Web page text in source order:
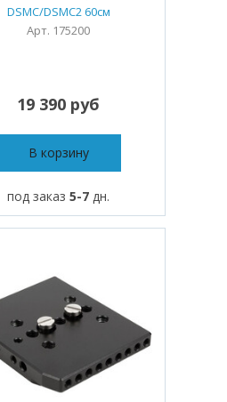
DSMC/DSMC2 60см
Арт. 175200
19 390 руб
В корзину
под заказ5-7 дн.